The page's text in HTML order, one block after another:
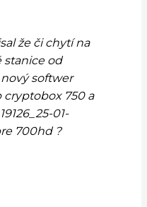
že či chytí na
stanice od
softwer
750 a
01-
700hd ?